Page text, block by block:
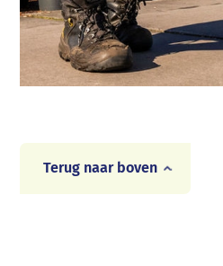
Terug naar boven